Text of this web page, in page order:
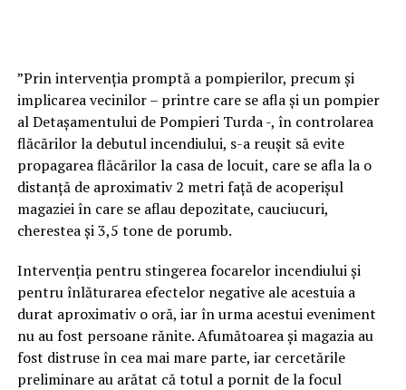
”Prin intervenția promptă a pompierilor, precum și
implicarea vecinilor – printre care se afla și un pompier
al Detașamentului de Pompieri Turda -, în controlarea
flăcărilor la debutul incendiului, s-a reușit să evite
propagarea flăcărilor la casa de locuit, care se afla la o
distanță de aproximativ 2 metri față de acoperișul
magaziei în care se aflau depozitate, cauciucuri,
cherestea și 3,5 tone de porumb.
Intervenția pentru stingerea focarelor incendiului și
pentru înlăturarea efectelor negative ale acestuia a
durat aproximativ o oră, iar în urma acestui eveniment
nu au fost persoane rănite. Afumătoarea și magazia au
fost distruse în cea mai mare parte, iar cercetările
preliminare au arătat că totul a pornit de la focul